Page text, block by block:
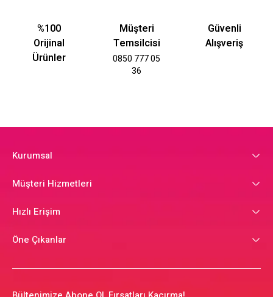
%100
Orijinal
Ürünler
Müşteri
Temsilcisi
0850 777 05
36
Güvenli
Alışveriş
Kurumsal
Müşteri Hizmetleri
Hızlı Erişim
Öne Çıkanlar